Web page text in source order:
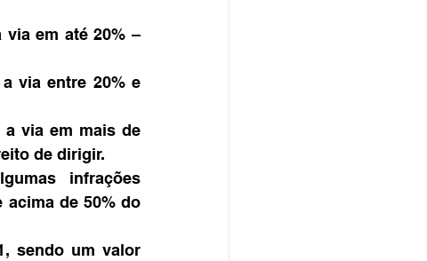
em até 20% –
via entre 20% e
via em mais de
de dirigir.
infrações
de 50% do
sendo um valor